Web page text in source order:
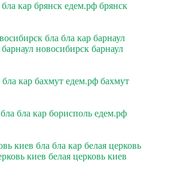
кар брянск едем.рф брянск
бла бла кар барнаул
новосибирск барнаул
бла кар бахмут едем.рф бахмут
бла кар борисполь едем.рф
киев бла бла кар белая церковь
киев белая церковь киев